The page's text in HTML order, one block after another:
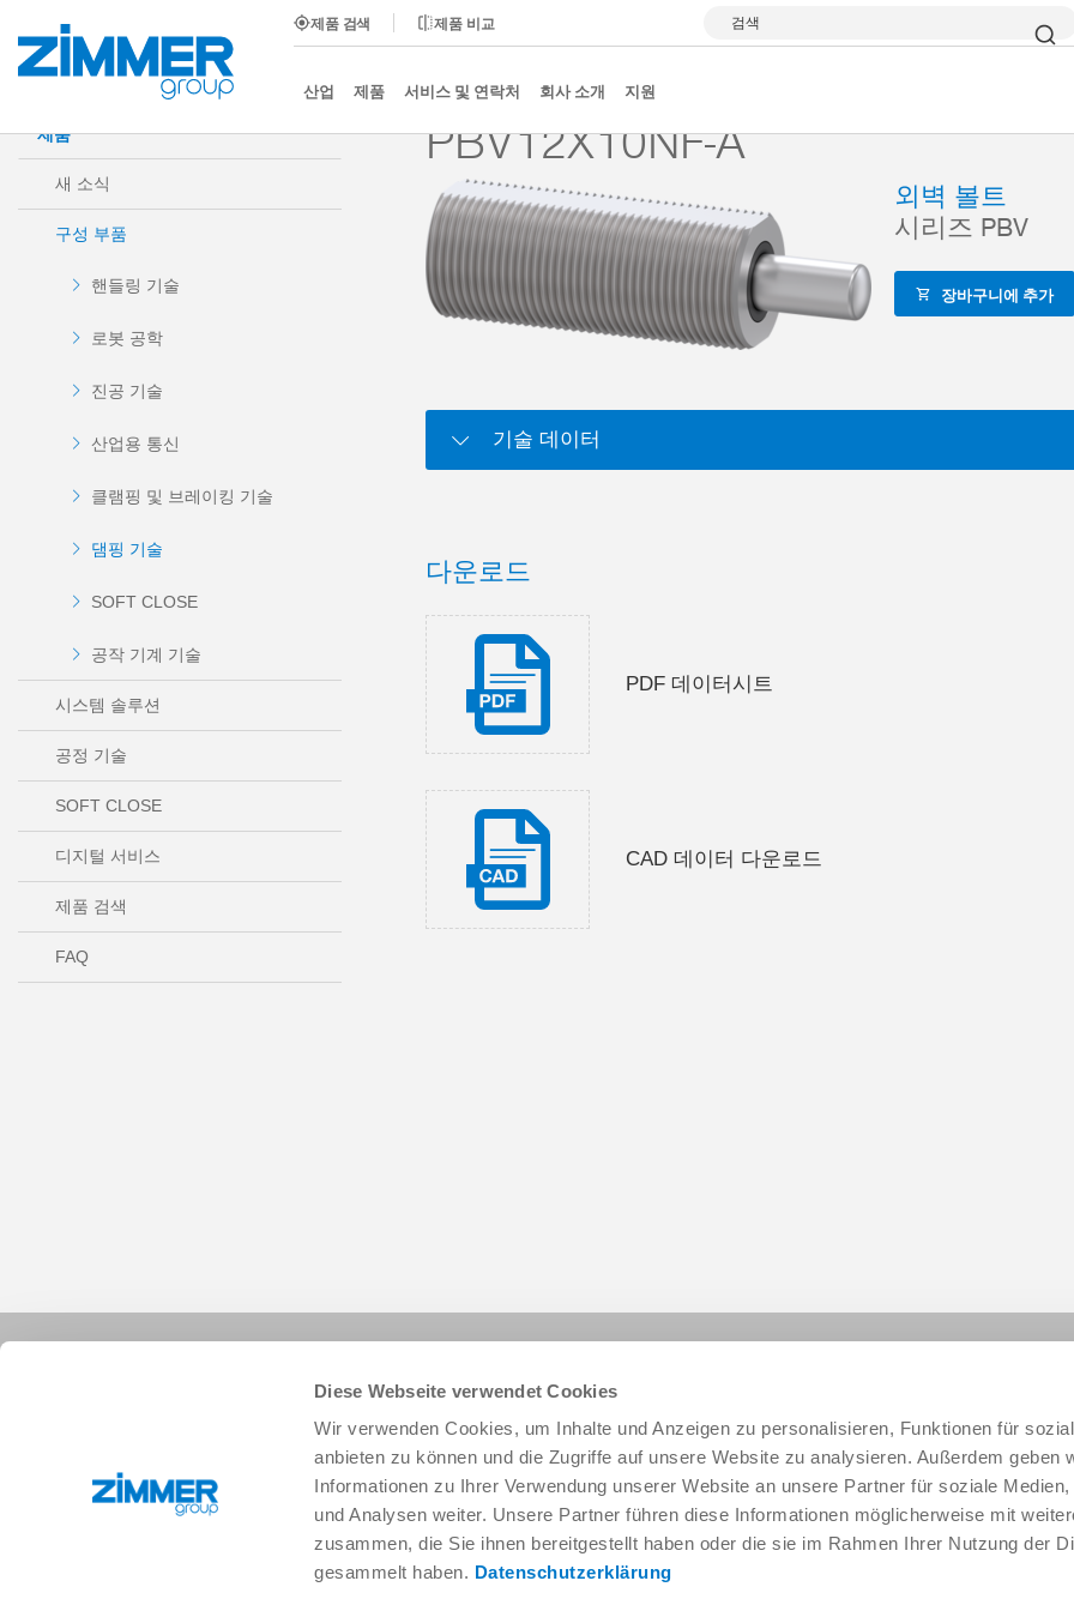
Diese Webseite verwendet Cookies
Wir verwenden Cookies, um Inhalte und Anzeigen zu personalisieren, Funktionen für
anbieten zu können und die Zugriffe auf unsere Website zu analysieren. Außerdem geben
Informationen zu Ihrer Verwendung unserer Website an unsere Partner für soziale Medien,
und Analysen weiter. Unsere Partner führen diese Informationen möglicherweise mit
zusammen, die Sie ihnen bereitgestellt haben oder die sie im Rahmen Ihrer Nutzung der
gesammelt haben. Datenschutzerklärung
제품 검색 제품 비교 검색
산업 제품 서비스 및 연락처 회사 소개 지원
시작 제품 구성 부품 댐핑 기술 액세서리 PBV PBV12X10NF-A
제품
새 소식
구성 부품
핸들링 기술
로봇 공학
진공 기술
산업용 통신
클램핑 및 브레이킹 기술
댐핑 기술
SOFT CLOSE
공작 기계 기술
시스템 솔루션
공정 기술
SOFT CLOSE
디지털 서비스
제품 검색
FAQ
PBV12X10NF-A
외벽 볼트
시리즈 PBV
장바구니에 추가
기술 데이터
다운로드
PDF 데이터시트
CAD 데이터 다운로드
+82 32 215 9700